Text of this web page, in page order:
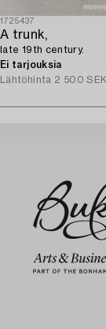
1725437
A trunk,
late 19th century.
Ei tarjouksia
Lähtöhinta 2 500 SEK